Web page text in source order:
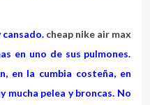
cheap nike air max
en uno de sus pulmones.
en la cumbia costeña, en
pelea y broncas. No